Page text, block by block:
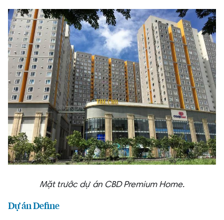
Mặt trước dự án CBD Premium Home.
Dự án Define